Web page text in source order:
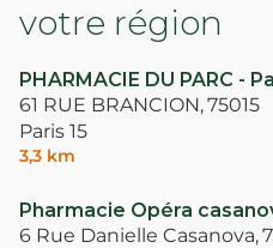
votre région
PHARMACIE DU PARC -
61 RUE BRANCION,75015
Paris 15
3,3 km
Pharmacie Opéra
6 Rue Danielle Casanova,